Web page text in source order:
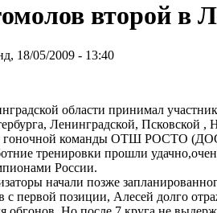
второй в
18/05/2009 - 13:40
области принимал
Ленинградской, Псковской ,
гоночной команды ОТШ РОСТО
тренировки прошли
России.
начали позже
с первой позиции, Алесей долго